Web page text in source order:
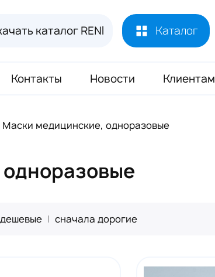
каталог RENI Каталог
Контакты Новости Клиентам
Масло Reni 50 мл
Блоттеры для духов RENI
Маски медицинские, одноразовые
| сначала дорогие